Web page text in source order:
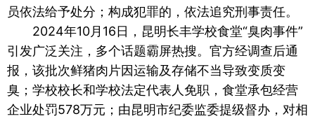
员依法给予处分；构成犯罪的，依法追究刑事责任。
2024年10月16日，昆明长丰学校食堂“臭肉事件”
引发广泛关注，多个话题霸屏热搜。官方经调查后通
报，该批次鲜猪肉片因运输及存储不当导致变质变
臭；学校校长和学校法定代表人免职，食堂承包经营
企业处罚578万元；由昆明市纪委监委提级督办，对相